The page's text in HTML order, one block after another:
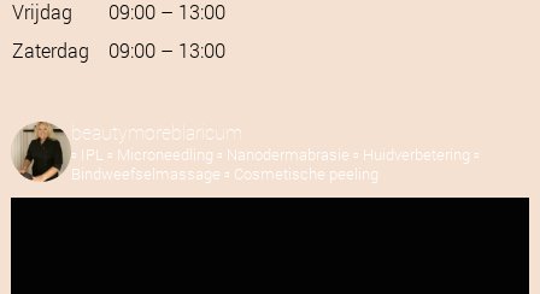
Vrijdag
09:00 – 13:00
Zaterdag
09:00 – 13:00
beautymoreblaricum
▫️ IPL▫️ Microneedling ▫️ Nanodermabrasie ▫️ Huidverbetering ▫️
Bindweefselmassage ▫️ Cosmetische peeling